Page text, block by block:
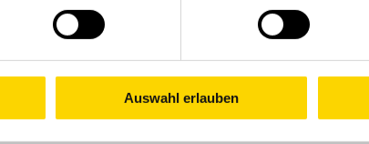
Auswahl erlauben